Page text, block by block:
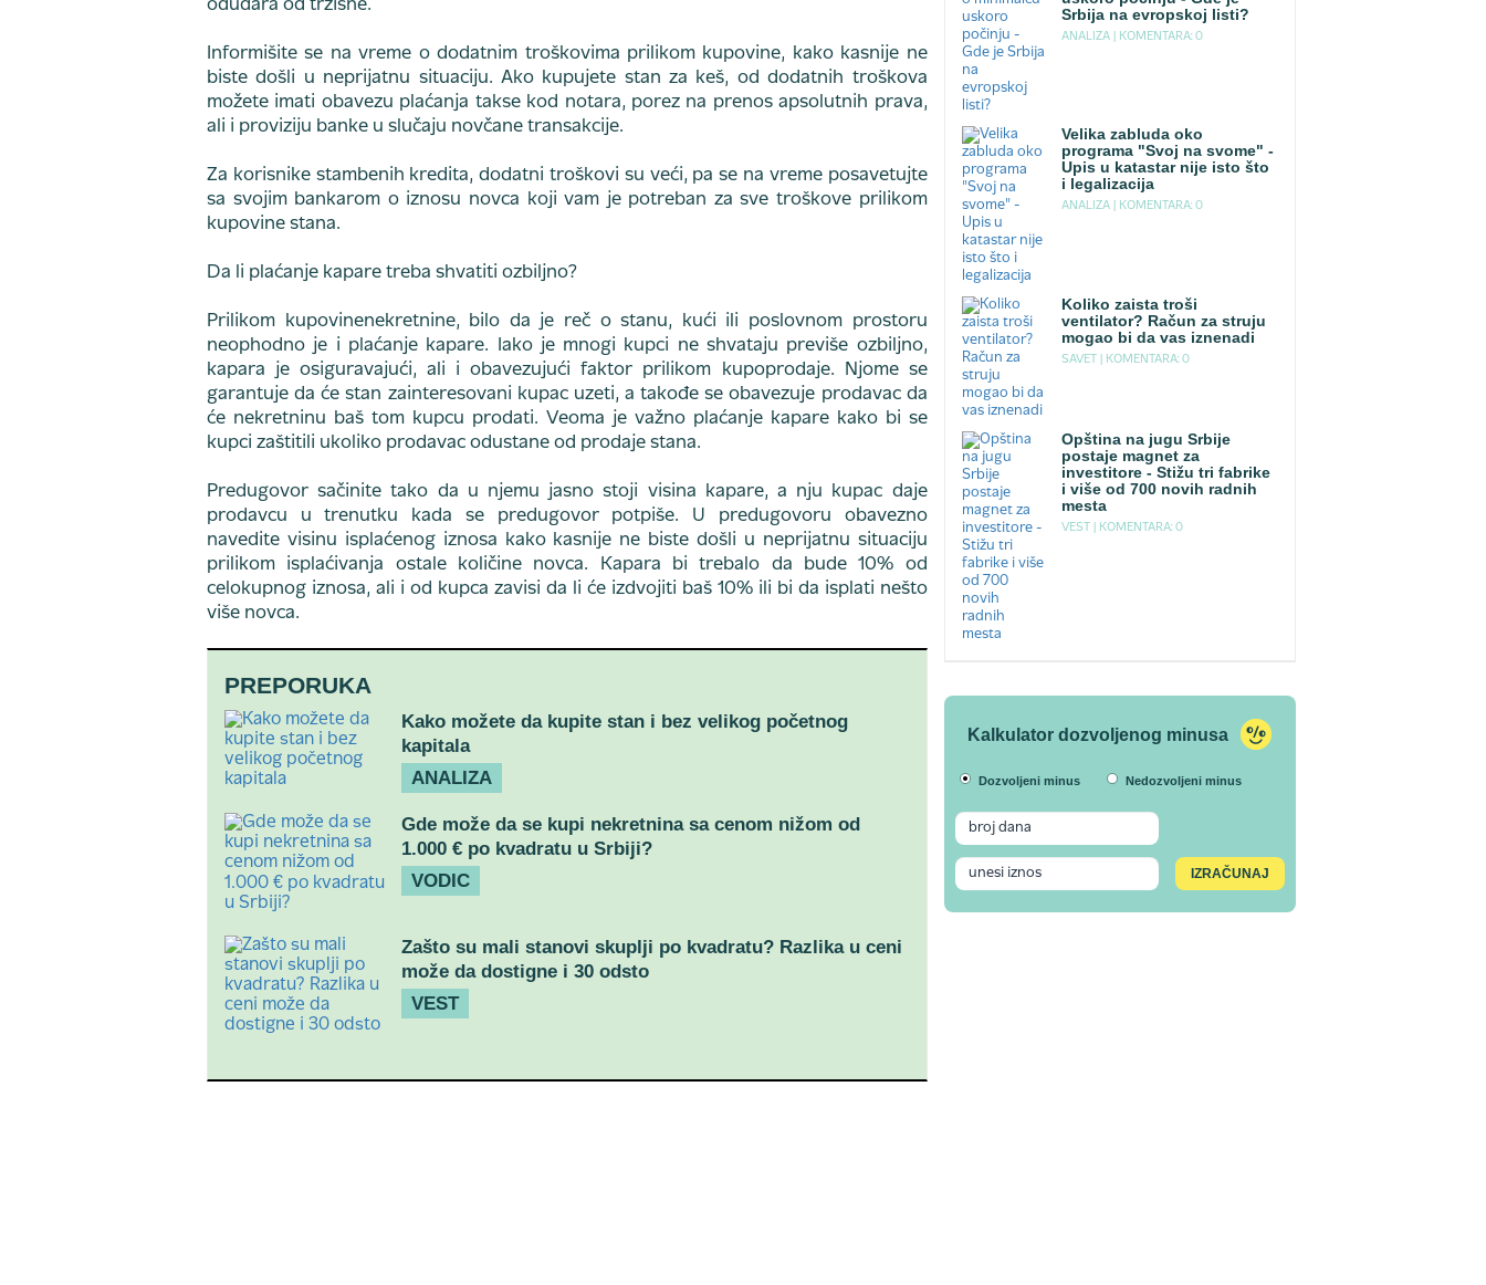
odudara od tržišne.
Informišite se na vreme o dodatnim troškovima prilikom kupovine, kako kasnije ne
biste došli u neprijatnu situaciju. Ako kupujete stan za keš, od dodatnih troškova
možete imati obavezu plaćanja takse kod notara, porez na prenos apsolutnih prava,
ali i proviziju banke u slučaju novčane transakcije.
Za korisnike stambenih kredita, dodatni troškovi su veći, pa se na vreme posavetujte
sa svojim bankarom o iznosu novca koji vam je potreban za sve troškove prilikom
kupovine stana.
Da li plaćanje kapare treba shvatiti ozbiljno?
Prilikom kupovinenekretnine, bilo da je reč o stanu, kući ili poslovnom prostoru
neophodno je i plaćanje kapare. Iako je mnogi kupci ne shvataju previše ozbiljno,
kapara je osiguravajući, ali i obavezujući faktor prilikom kupoprodaje. Njome se
garantuje da će stan zainteresovani kupac uzeti, a takođe se obavezuje prodavac da
će nekretninu baš tom kupcu prodati. Veoma je važno plaćanje kapare kako bi se
kupci zaštitili ukoliko prodavac odustane od prodaje stana.
Predugovor sačinite tako da u njemu jasno stoji visina kapare, a nju kupac daje
prodavcu u trenutku kada se predugovor potpiše. U predugovoru obavezno
navedite visinu isplaćenog iznosa kako kasnije ne biste došli u neprijatnu situaciju
prilikom isplaćivanja ostale količine novca. Kapara bi trebalo da bude 10% od
celokupnog iznosa, ali i od kupca zavisi da li će izdvojiti baš 10% ili bi da isplati nešto
više novca.
PREPORUKA
Kako možete da kupite stan i bez velikog početnog
kapitala
ANALIZA
Gde može da se kupi nekretnina sa cenom nižom od
1.000 € po kvadratu u Srbiji?
VODIC
Zašto su mali stanovi skuplji po kvadratu? Razlika u ceni
može da dostigne i 30 odsto
VEST
Srbija na evropskoj listi?
ANALIZA | KOMENTARA: 0
Velika zabluda oko
programa "Svoj na svome" -
Upis u katastar nije isto što
i legalizacija
ANALIZA | KOMENTARA: 0
Koliko zaista troši
ventilator? Račun za struju
mogao bi da vas iznenadi
SAVET | KOMENTARA: 0
Opština na jugu Srbije
postaje magnet za
investitore - Stižu tri fabrike
i više od 700 novih radnih
mesta
VEST | KOMENTARA: 0
Kalkulator dozvoljenog minusa
Dozvoljeni minus Nedozvoljeni minus